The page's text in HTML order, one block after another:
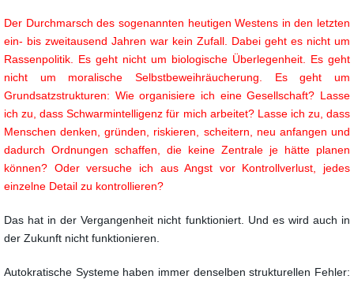
Der Durchmarsch des sogenannten heutigen Westens in den letzten
ein- bis zweitausend Jahren war kein Zufall. Dabei geht es nicht um
Rassenpolitik. Es geht nicht um biologische Überlegenheit. Es geht
nicht um moralische Selbstbeweihräucherung. Es geht um
Grundsatzstrukturen: Wie organisiere ich eine Gesellschaft? Lasse
ich zu, dass Schwarmintelligenz für mich arbeitet? Lasse ich zu, dass
Menschen denken, gründen, riskieren, scheitern, neu anfangen und
dadurch Ordnungen schaffen, die keine Zentrale je hätte planen
können? Oder versuche ich aus Angst vor Kontrollverlust, jedes
einzelne Detail zu kontrollieren?
Das hat in der Vergangenheit nicht funktioniert. Und es wird auch in
der Zukunft nicht funktionieren.
Autokratische Systeme haben immer denselben strukturellen Fehler: